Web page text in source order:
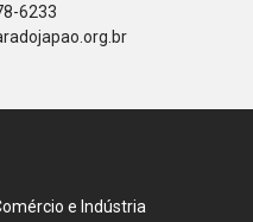
6233
e Indústria